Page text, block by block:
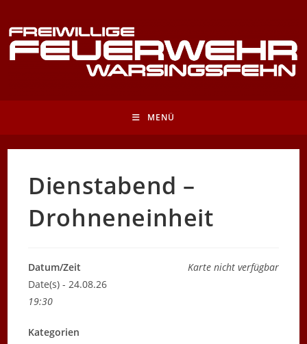
Inhalt
springen
MENÜ
Dienstabend –
Drohneneinheit
Karte nicht verfügbar
Datum/Zeit
Date(s) - 24.08.26
19:30
Kategorien